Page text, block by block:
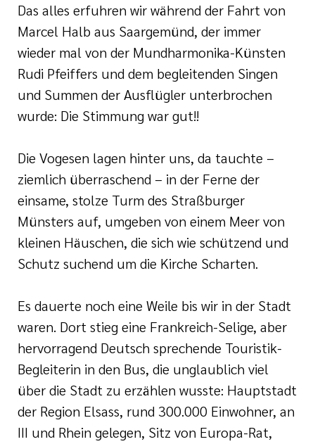
Das alles erfuhren wir während der Fahrt von
Marcel Halb aus Saargemünd, der immer
wieder mal von der Mundharmonika-Künsten
Rudi Pfeiffers und dem begleitenden Singen
und Summen der Ausflügler unterbrochen
wurde: Die Stimmung war gut!!
Die Vogesen lagen hinter uns, da tauchte –
ziemlich überraschend – in der Ferne der
einsame, stolze Turm des Straßburger
Münsters auf, umgeben von einem Meer von
kleinen Häuschen, die sich wie schützend und
Schutz suchend um die Kirche Scharten.
Es dauerte noch eine Weile bis wir in der Stadt
waren. Dort stieg eine Frankreich-Selige, aber
hervorragend Deutsch sprechende Touristik-
Begleiterin in den Bus, die unglaublich viel
über die Stadt zu erzählen wusste: Hauptstadt
der Region Elsass, rund 300.000 Einwohner, an
III und Rhein gelegen, Sitz von Europa-Rat,